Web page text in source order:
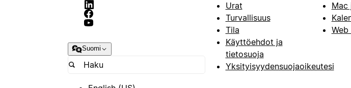
Suomi
Urat
Turvallisuus
Tila
Käyttöehdot ja
tietosuoja
Yksityisyydensuojaoikeutesi
Mac